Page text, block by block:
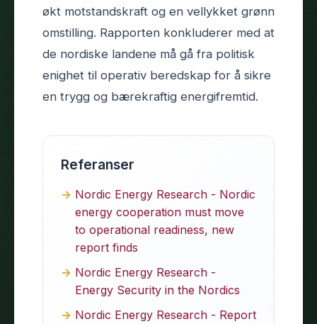
økt motstandskraft og en vellykket grønn
omstilling. Rapporten konkluderer med at
de nordiske landene må gå fra politisk
enighet til operativ beredskap for å sikre
en trygg og bærekraftig energifremtid.
Referanser
Nordic Energy Research - Nordic
energy cooperation must move
to operational readiness, new
report finds
Nordic Energy Research -
Energy Security in the Nordics
Nordic Energy Research - Report